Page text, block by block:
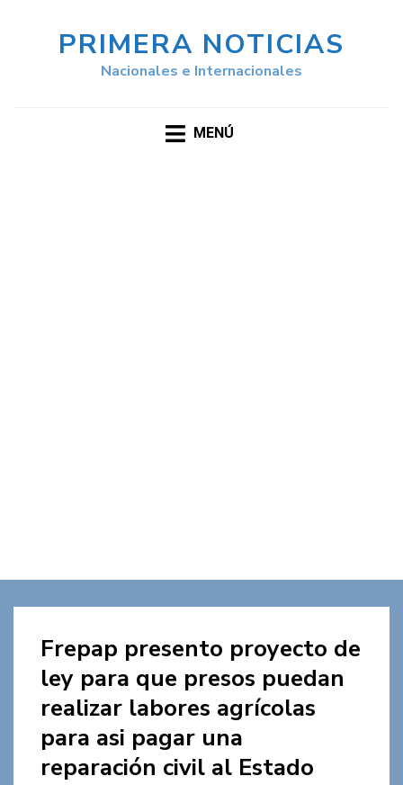
PRIMERA NOTICIAS
Nacionales e Internacionales
MENÚ
Frepap presento proyecto de
ley para que presos puedan
realizar labores agrícolas
para asi pagar una
reparación civil al Estado